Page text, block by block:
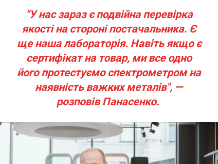
"У нас зараз є подвійна перевірка
якості на стороні постачальника. Є
ще наша лабораторія. Навіть якщо є
сертифікат на товар, ми все одно
його протестуємо спектрометром на
наявність важких металів", —
розповів Панасенко.